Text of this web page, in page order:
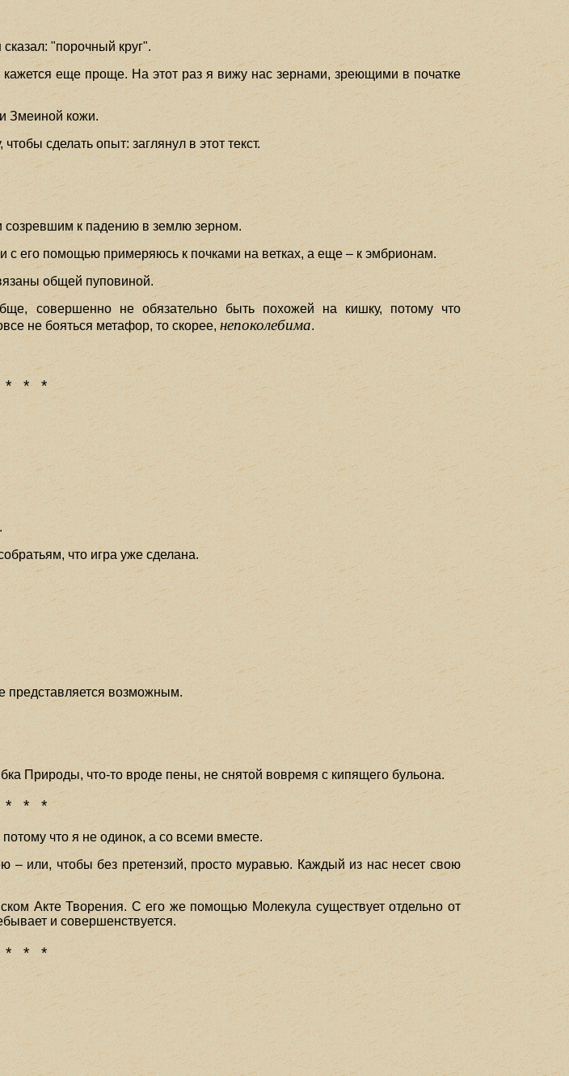
"порочный круг".
еще проще. На этот раз я вижу нас зернами, зреющими в початке
Змеиной кожи.
сделать опыт: заглянул в этот текст.
созревшим к падению в землю зерном.
его помощью примеряюсь к почками на ветках, а еще – к эмбрионам.
общей пуповиной.
совершенно не обязательно быть похожей на кишку, потому что
не бояться метафор, то скорее,непоколебима.
* * *
что игра уже сделана.
представляется возможным.
Природы, что-то вроде пены, не снятой вовремя с кипящего бульона.
* * *
что я не одинок, а со всеми вместе.
– или, чтобы без претензий, просто муравью. Каждый из нас несет свою
Акте Творения. С его же помощью Молекула существует отдельно от
и совершенствуется.
* * *